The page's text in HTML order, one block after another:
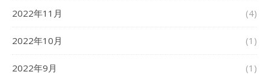
2022年11月 (4)
2022年10月 (1)
2022年9月 (1)